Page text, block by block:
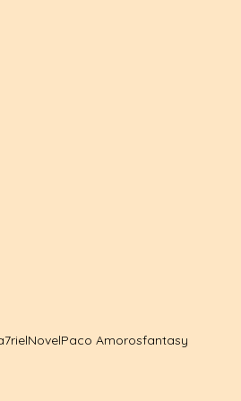
NovelPaco Amorosfantasy